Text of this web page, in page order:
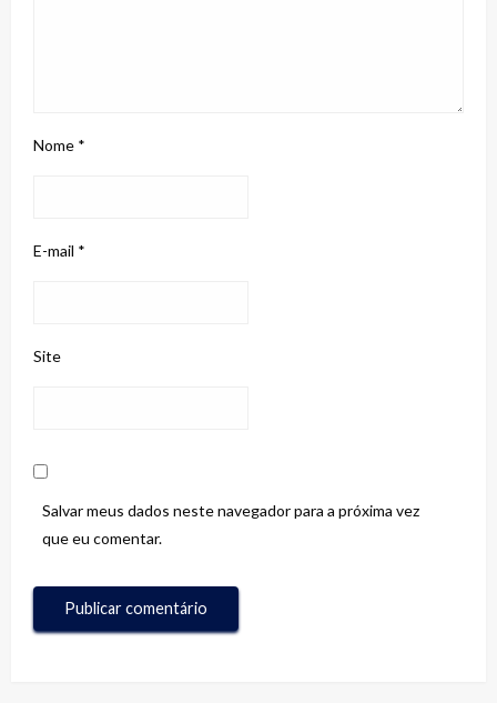
Nome *
E-mail *
Site
Salvar meus dados neste navegador para a próxima vez
que eu comentar.